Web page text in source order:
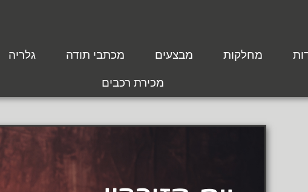
מחלקות מבצעים מכתבי תודה גלריה
מכירת רכבים